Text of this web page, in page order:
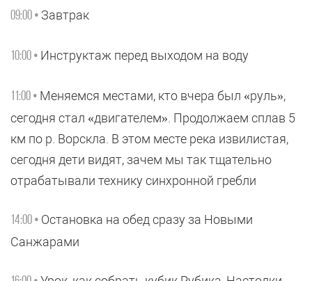
09:00 • Завтрак
10:00 • Инструктаж перед выходом на воду
11:00 • Меняемся местами, кто вчера был «руль»,
сегодня стал «двигателем». Продолжаем сплав 5
км по р. Ворскла. В этом месте река извилистая,
сегодня дети видят, зачем мы так тщательно
отрабатывали технику синхронной гребли
14:00 • Остановка на обед сразу за Новыми
Санжарами